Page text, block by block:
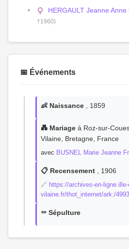
HERGAULT Jeanne Anne
†1960)
📅 Événements
👶 Naissance , 1859
💑 Mariage à Roz-sur-
Vilaine, Bretagne, France
avec BUSNEL Marie Jeanne
📋 Recensement , 1906
🔗 https://archives-en-
vilaine.fr/thot_internet/ark:/
⚰️ Sépulture